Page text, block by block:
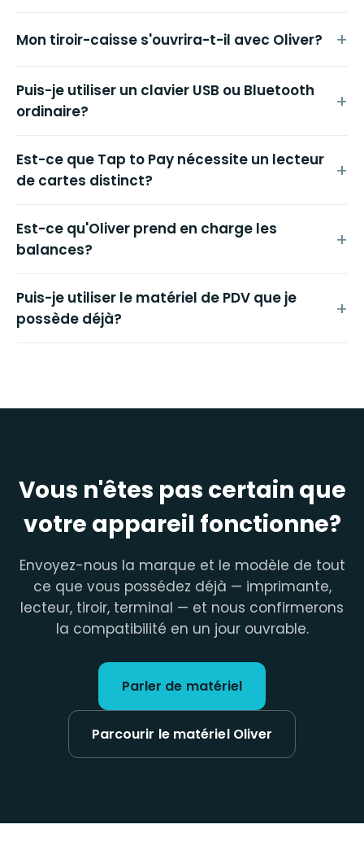
Mon tiroir-caisse s'ouvrira-t-il avec Oliver?
Puis-je utiliser un clavier USB ou Bluetooth
ordinaire?
Est-ce que Tap to Pay nécessite un lecteur
de cartes distinct?
Est-ce qu'Oliver prend en charge les
balances?
Puis-je utiliser le matériel de PDV que je
possède déjà?
Vous n'êtes pas certain que
votre appareil fonctionne?
Envoyez-nous la marque et le modèle de tout
ce que vous possédez déjà — imprimante,
lecteur, tiroir, terminal — et nous confirmerons
la compatibilité en un jour ouvrable.
Parler de matériel
Parcourir le matériel Oliver